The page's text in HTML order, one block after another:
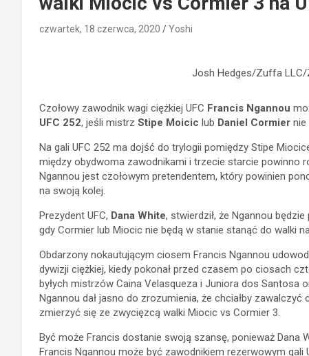
czwartek, 18 czerwca, 2020 Yoshi
Josh Hedges/Zuffa
Czołowy zawodnik wagi ciężkiej UFC Francis Ngannou
UFC 252, jeśli mistrz Stipe Moicic lub Daniel Cormier nie
Na gali UFC 252 ma dojść do trylogii pomiędzy Stipe
między obydwoma zawodnikami i trzecie starcie powinno
Ngannou jest czołowym pretendentem, który powinien
na swoją kolej.
Prezydent UFC, Dana White, stwierdził, że Ngannou
gdy Cormier lub Miocic nie będą w stanie stanąć do walki
Obdarzony nokautującym ciosem Francis Ngannou
dywizji ciężkiej, kiedy pokonał przed czasem po ciosach
byłych mistrzów Caina Velasqueza i Juniora dos
Ngannou dał jasno do zrozumienia, że chciałby zawalczyć
zmierzyć się ze zwycięzcą walki Miocic vs Cormier 3.
Być może Francis dostanie swoją szansę, ponieważ Dana
Francis Ngannou może być zawodnikiem rezerwowym gali